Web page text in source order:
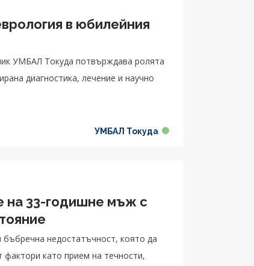
в юбилейния
УМБАЛ Токуда потвърждава ролята
диагностика, лечение и научно
УМБАЛ Токуда
на 33-годишне мъж с
недостатъчност, която да
фактори като прием на течности,